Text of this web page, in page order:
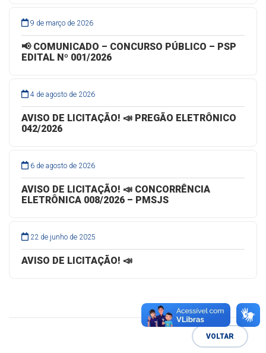
9 de março de 2026
📢 COMUNICADO – CONCURSO PÚBLICO – PSP
EDITAL Nº 001/2026
4 de agosto de 2026
AVISO DE LICITAÇÃO! 📣 PREGÃO ELETRÔNICO
042/2026
6 de agosto de 2026
AVISO DE LICITAÇÃO! 📣 CONCORRÊNCIA
ELETRÔNICA 008/2026 – PMSJS
22 de junho de 2025
AVISO DE LICITAÇÃO! 📣
VOLTAR